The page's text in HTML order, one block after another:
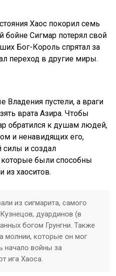
Хаос покорил семь
бойне Сигмар потерял свой
Бог-Король спрятал за
переход в другие миры.
Владения пустели, а враги
врата Азира. Чтобы
обратился к душам людей,
и ненавидящих его,
силы и создал
были способны
из хаоситов.
из сигмарита, самого
дуардинов (в
богом Грунгни. Также
молнии, которые он мог
начало войны за
ига Хаоса.